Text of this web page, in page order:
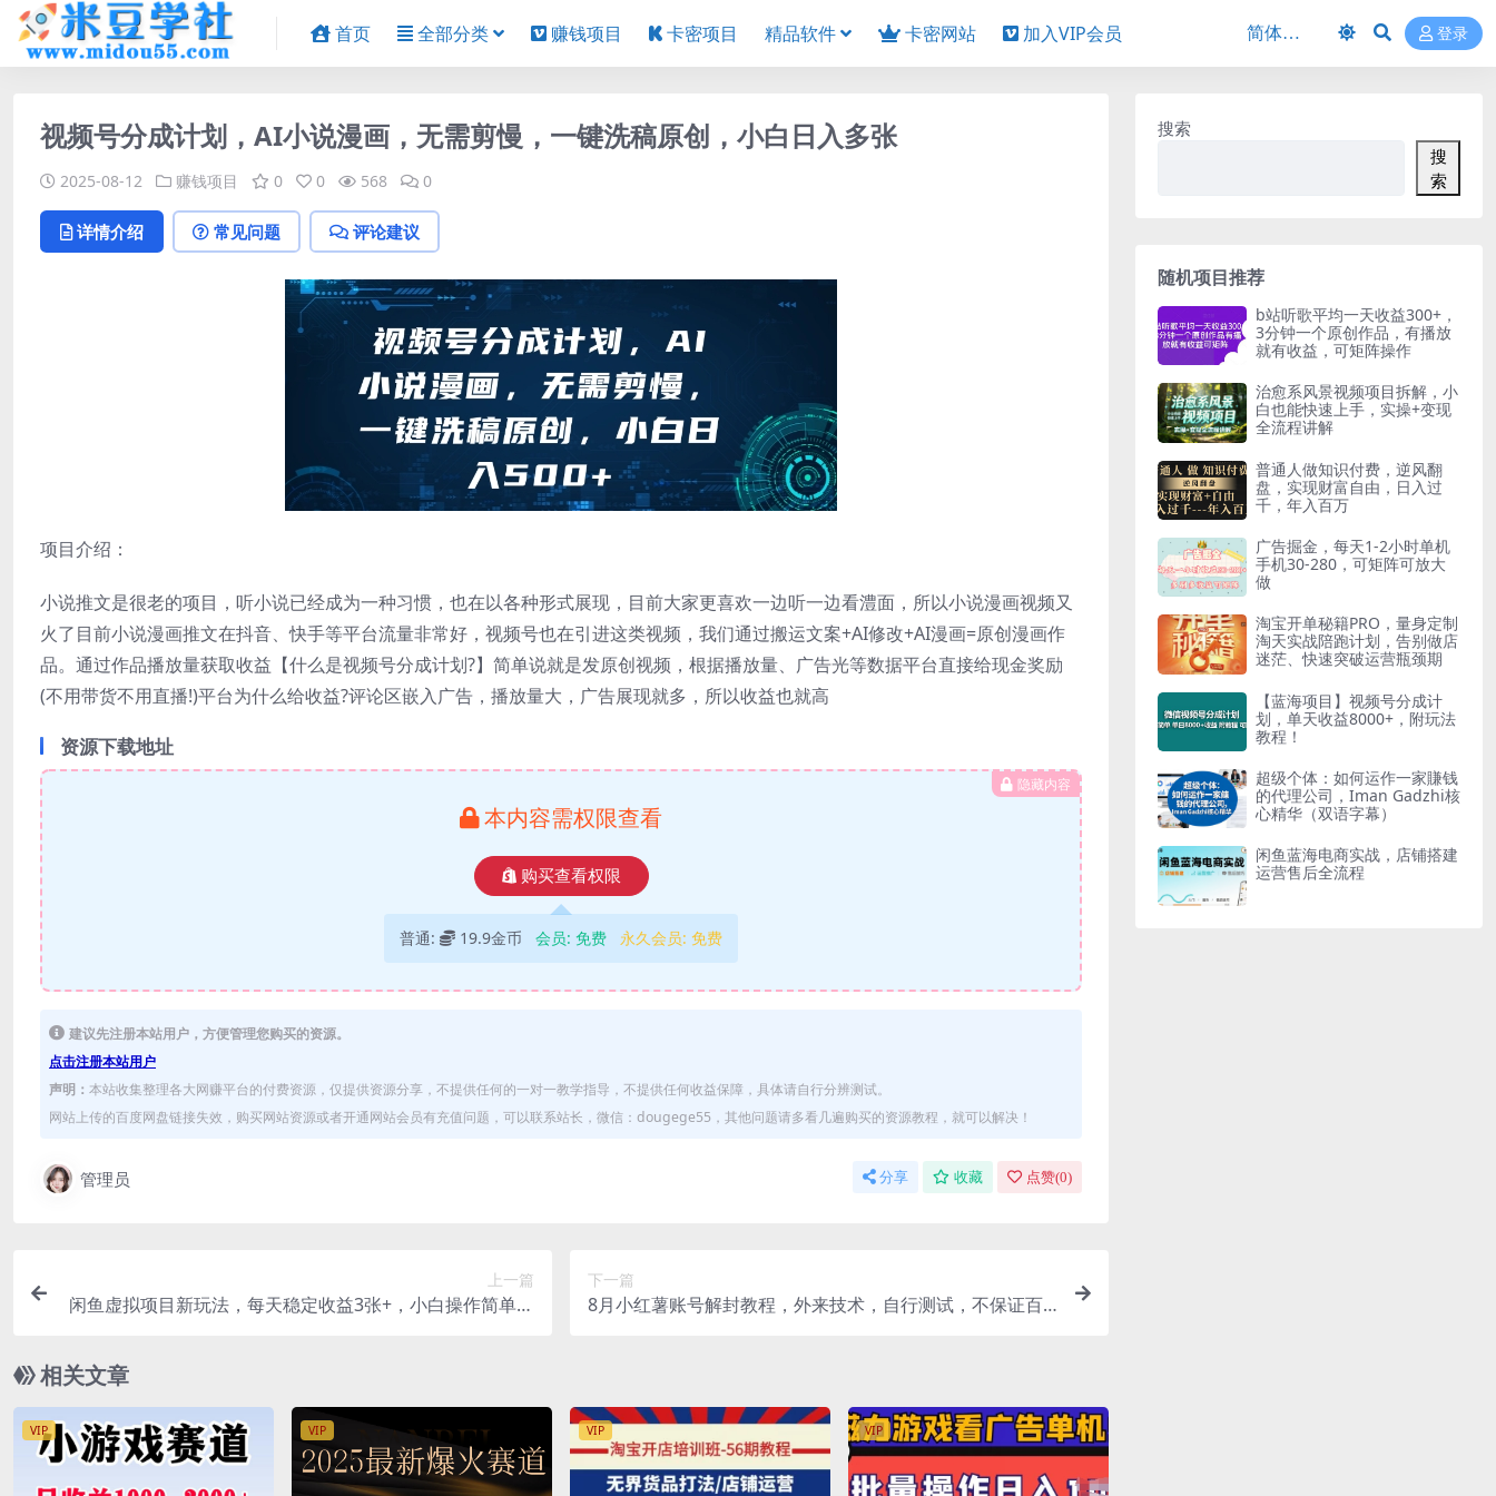
首页 全部分类 赚钱项目 卡密项目 精品软件 卡密网站 加入VIP会员 登录
视频号分成计划，AI小说漫画，无需剪慢，一键洗稿原创，小白日入多张
2025-08-12 赚钱项目 0 0 568 0
详情介绍 常见问题 评论建议
项目介绍：
小说推文是很老的项目，听小说已经成为一种习惯，也在以各种形式展现，目前大家更喜欢一边听一边看澧面，所以小说漫画视频又
火了目前小说漫画推文在抖音、快手等平台流量非常好，视频号也在引进这类视频，我们通过搬运文案+AI修改+AI漫画=原创漫画作
品。通过作品播放量获取收益【什么是视频号分成计划?】简单说就是发原创视频，根据播放量、广告光等数据平台直接给现金奖励
(不用带货不用直播!)平台为什么给收益?评论区嵌入广告，播放量大，广告展现就多，所以收益也就高
资源下载地址
隐藏内容
本内容需权限查看
购买查看权限
普通: 19.9金币 会员: 免费 永久会员: 免费
建议先注册本站用户，方便管理您购买的资源。
点击注册本站用户
声明： 本站收集整理各大网赚平台的付费资源，仅提供资源分享，不提供任何的一对一教学指导，不提供任何收益保障，具体请自行分辨测试。
网站上传的百度网盘链接失效，购买网站资源或者开通网站会员有充值问题，可以联系站长，微信：dougege55，其他问题请多看几遍购买的资源教程，就可以解决！
管理员 分享 收藏 点赞(0)
上一篇
闲鱼虚拟项目新玩法，每天稳定收益3张+，小白操作简单，
下一篇
8月小红薯账号解封教程，外来技术，自行测试，不保证百
相关文章
VIP VIP VIP VIP
搜索
搜
索
随机项目推荐
b站听歌平均一天收益300+，
3分钟一个原创作品，有播放
就有收益，可矩阵操作
治愈系风景视频项目拆解，小
白也能快速上手，实操+变现
全流程讲解
普通人做知识付费，逆风翻
盘，实现财富自由，日入过
千，年入百万
广告掘金，每天1-2小时单机
手机30-280，可矩阵可放大
做
淘宝开单秘籍PRO，量身定制
淘天实战陪跑计划，告别做店
迷茫、快速突破运营瓶颈期
【蓝海项目】视频号分成计
划，单天收益8000+，附玩法
教程！
超级个体：如何运作一家賺钱
的代理公司，Iman Gadzhi核
心精华（双语字幕）
闲鱼蓝海电商实战，店铺搭建
运营售后全流程